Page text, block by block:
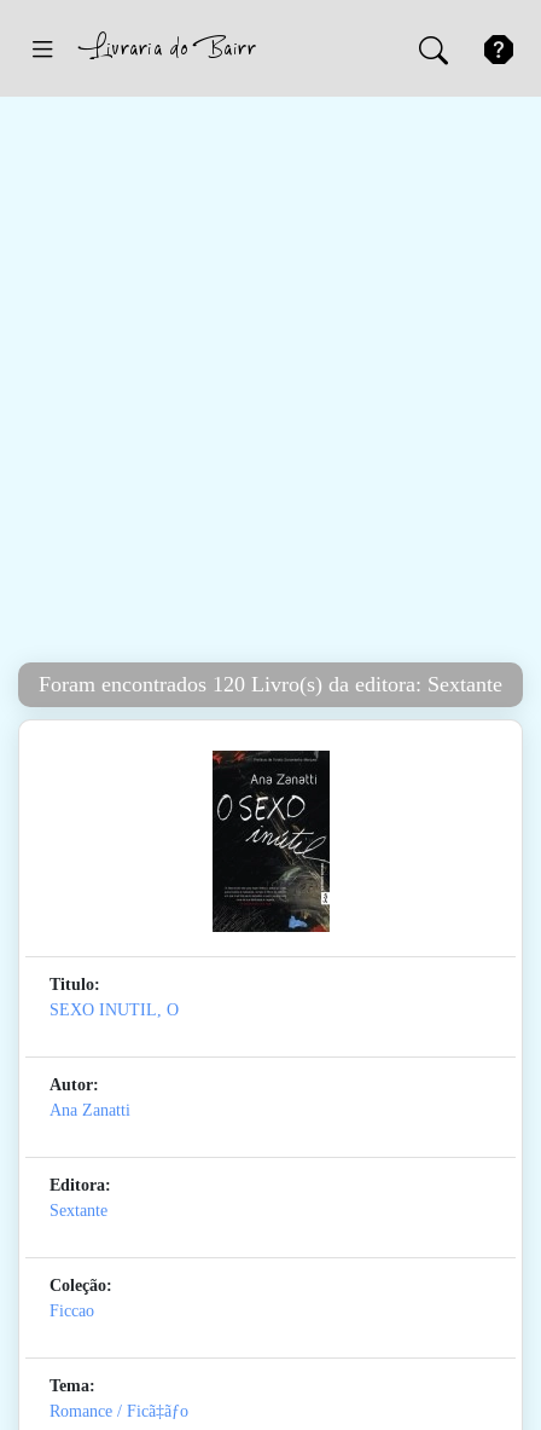
Foram encontrados 120 Livro(s) da editora: Sextante
Titulo:
SEXO INUTIL, O
Autor:
Ana Zanatti
Editora:
Sextante
Coleção:
Ficcao
Tema:
Romance / Ficã‡ãƒo